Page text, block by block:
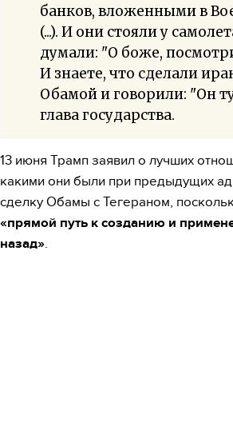
банков, вложенными в
(...). И они стояли у
думали: "О боже,
И знаете, что сделали
Обамой и говорили: "Он
глава государства.
13 июня Трамп заявил о лучших
какими они были при предыдущих
сделку Обамы с Тегераном,
«прямой путь к созданию и
назад»